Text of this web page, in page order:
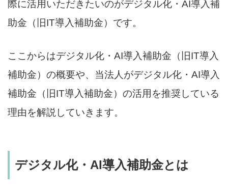
際に活用いただきたいのがデジタル化・AI導入補
助金（旧IT導入補助金）です。
ここからはデジタル化・AI導入補助金（旧IT導入
補助金）の概要や、当法人がデジタル化・AI導入
補助金（旧IT導入補助金）の活用を推奨している
理由を解説していきます。
デジタル化・AI導入補助金とは